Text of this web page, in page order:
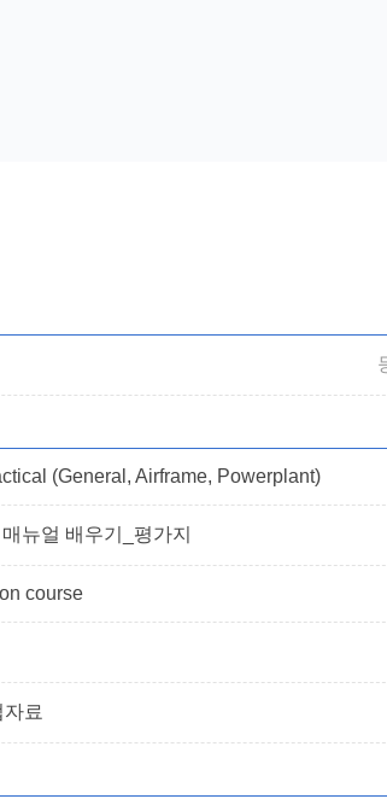
(General, Airframe, Powerplant)
뉴얼 배우기_평가지
course
료